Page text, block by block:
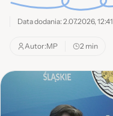
Data dodania: 2.07.2026, 12:41
Autor:MP 2 min